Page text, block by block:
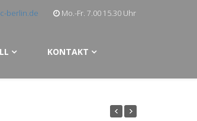
berlin.de Mo.-Fr. 7.00 15.30 Uhr
KONTAKT